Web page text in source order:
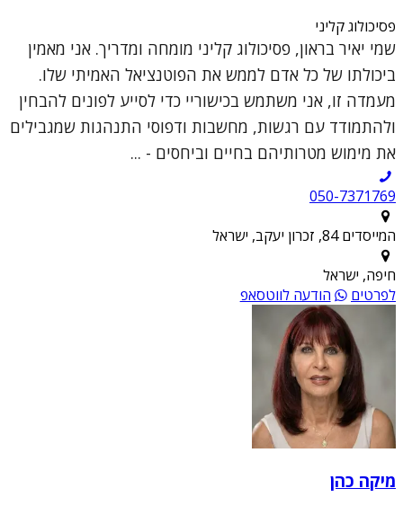
פסיכולוג קליני
שמי יאיר בראון, פסיכולוג קליני מומחה ומדריך. אני מאמין
ביכולתו של כל אדם לממש את הפוטנציאל האמיתי שלו.
מעמדה זו, אני משתמש בכישוריי כדי לסייע לפונים להבחין
ולהתמודד עם רגשות, מחשבות ודפוסי התנהגות שמגבילים
את מימוש מטרותיהם בחיים וביחסים - ...
050-7371769
המייסדים 84, זכרון יעקב, ישראל
חיפה, ישראל
לפרטים
הודעה לווטסאפ
מיקה כהן